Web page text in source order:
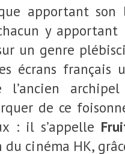
apportant
y
un genre
écrans français
l’ancien
de ce
: il s’appelle
cinéma HK,